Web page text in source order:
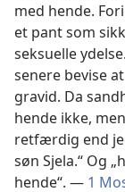
med hende.
et pant som
seksuelle
senere bevise
gravid. Da
hende ikke,
retfærdig end
søn Sjela.“ Og
hende“. — 1